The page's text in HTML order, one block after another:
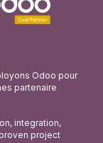
Odoo pour
partenaire
integration,
project